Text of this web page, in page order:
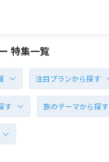
特集一覧
注目プランから探す
す 旅のテーマから探す